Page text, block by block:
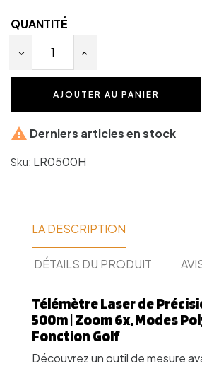
QUANTITÉ
AJOUTER AU PANIER
 Derniers articles en stock
Sku: LR0500H
LA DESCRIPTION
DÉTAILS DU PRODUIT
Télémètre Laser de
500m | Zoom 6x, Modes
Fonction Golf
Découvrez un outil de mesure